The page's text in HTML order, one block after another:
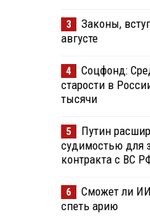
3
Законы,
августе
4
Соцфонд:
старости в
тысячи
5
Путин
судимостью для
контракта с ВС
6
Сможет ли
спеть арию